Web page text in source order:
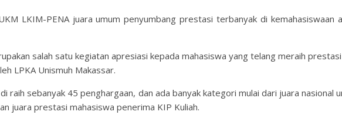
LKIM-PENA juara umum penyumbang prestasi terbanyak di kemahasiswaan
salah satu kegiatan apresiasi kepada mahasiswa yang telang meraih
LPKA Unismuh Makassar.
raih sebanyak 45 penghargaan, dan ada banyak kategori mulai dari juara nasional
juara prestasi mahasiswa penerima KIP Kuliah.